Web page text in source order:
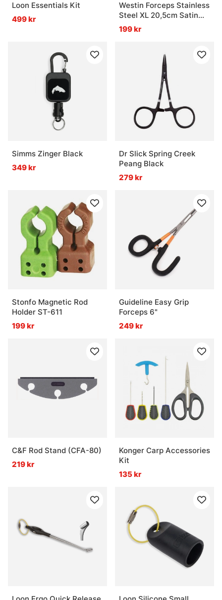
Loon Essentials Kit
499 kr
Westin Forceps Stainless
Steel XL 20,5cm Satin
Finish
199 kr
Simms Zinger Black
349 kr
Dr Slick Spring Creek
Peang Black
279 kr
Stonfo Magnetic Rod
Holder ST-611
199 kr
Guideline Easy Grip
Forceps 6"
249 kr
C&F Rod Stand (CFA-80)
219 kr
Konger Carp Accessories
Kit
135 kr